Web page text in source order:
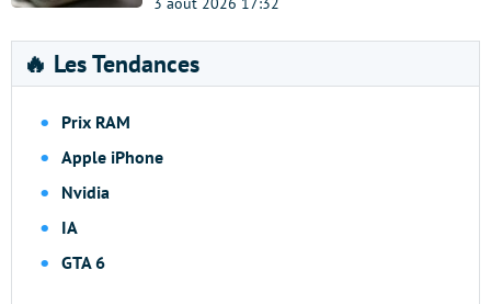
🔥 Les Tendances
Prix RAM
Apple iPhone
Nvidia
IA
GTA 6